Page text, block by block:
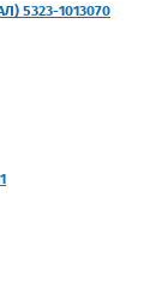
5323-1013070